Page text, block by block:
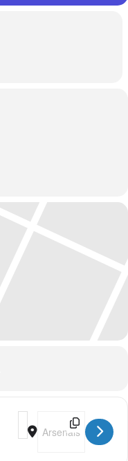
Address - Milonga
Destination